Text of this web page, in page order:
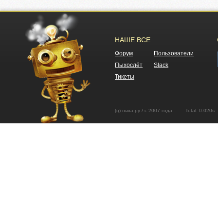
НАШЕ ВСЕ
Форум
Пользователи
Пыхослёт
Slack
Тикеты
(ц) пыха.ру / с 2007 года Total: